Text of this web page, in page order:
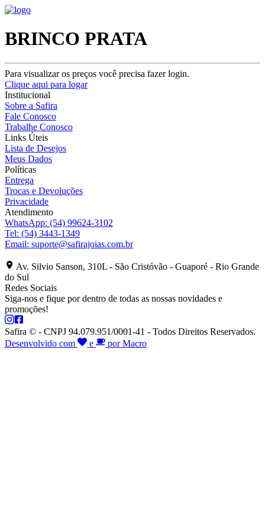
BRINCO PRATA
Para visualizar os preços você precisa fazer login.
Clique aqui para logar
Institucional
Sobre a Safira
Fale Conosco
Trabalhe Conosco
Links Úteis
Lista de Desejos
Meus Dados
Políticas
Entrega
Trocas e Devoluções
Privacidade
Atendimento
WhatsApp: (54) 99624-3102
Tel: (54) 3443-1349
Email: suporte@safirajoias.com.br
Av. Silvio Sanson, 310L - São Cristóvão - Guaporé - Rio Grande
do Sul
Redes Sociais
Siga-nos e fique por dentro de todas as nossas novidades e
promoções!
Safira © - CNPJ 94.079.951/0001-41 - Todos Direitos Reservados.
Desenvolvido com
e por Macro